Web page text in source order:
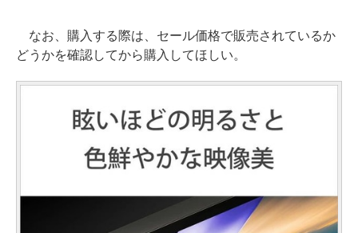
なお、購入する際は、セール価格で販売されているか
どうかを確認してから購入してほしい。